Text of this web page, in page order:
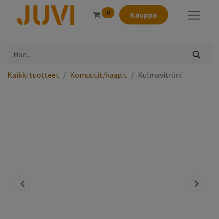
0 Kauppa
Kaikki tuotteet Komuutit/kaapit Kulmavitriini